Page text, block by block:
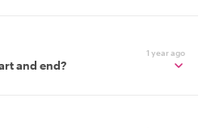
1 year ago
and end?